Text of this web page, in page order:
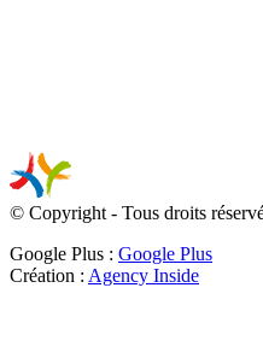
© Copyright - Tous droits
Google Plus : Google Plus
Création : Agency Inside